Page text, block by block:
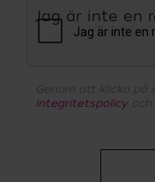
Jag är inte en
Genom att klicka på
integritetspolicyoch